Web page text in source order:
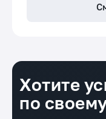
Хотите
по